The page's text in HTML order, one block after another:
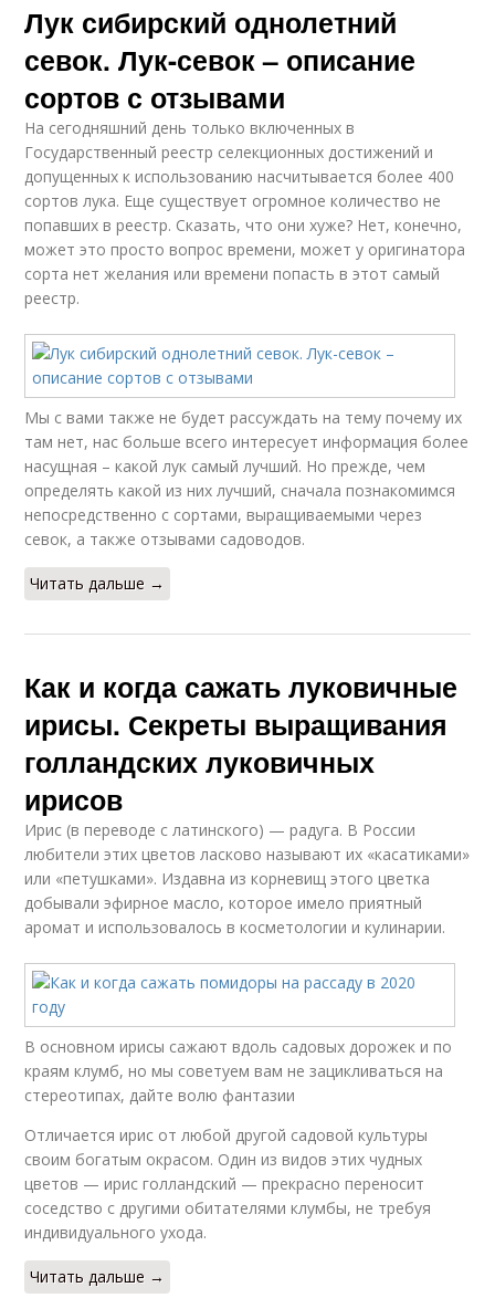
Лук сибирский однолетний
севок. Лук-севок – описание
сортов с отзывами
На сегодняшний день только включенных в
Государственный реестр селекционных достижений и
допущенных к использованию насчитывается более 400
сортов лука. Еще существует огромное количество не
попавших в реестр. Сказать, что они хуже? Нет, конечно,
может это просто вопрос времени, может у оригинатора
сорта нет желания или времени попасть в этот самый
реестр.
Мы с вами также не будет рассуждать на тему почему их
там нет, нас больше всего интересует информация более
насущная – какой лук самый лучший. Но прежде, чем
определять какой из них лучший, сначала познакомимся
непосредственно с сортами, выращиваемыми через
севок, а также отзывами садоводов.
Читать дальше →
Как и когда сажать луковичные
ирисы. Секреты выращивания
голландских луковичных
ирисов
Ирис (в переводе с латинского) — радуга. В России
любители этих цветов ласково называют их «касатиками»
или «петушками». Издавна из корневищ этого цветка
добывали эфирное масло, которое имело приятный
аромат и использовалось в косметологии и кулинарии.
В основном ирисы сажают вдоль садовых дорожек и по
краям клумб, но мы советуем вам не зацикливаться на
стереотипах, дайте волю фантазии
Отличается ирис от любой другой садовой культуры
своим богатым окрасом. Один из видов этих чудных
цветов — ирис голландский — прекрасно переносит
соседство с другими обитателями клумбы, не требуя
индивидуального ухода.
Читать дальше →